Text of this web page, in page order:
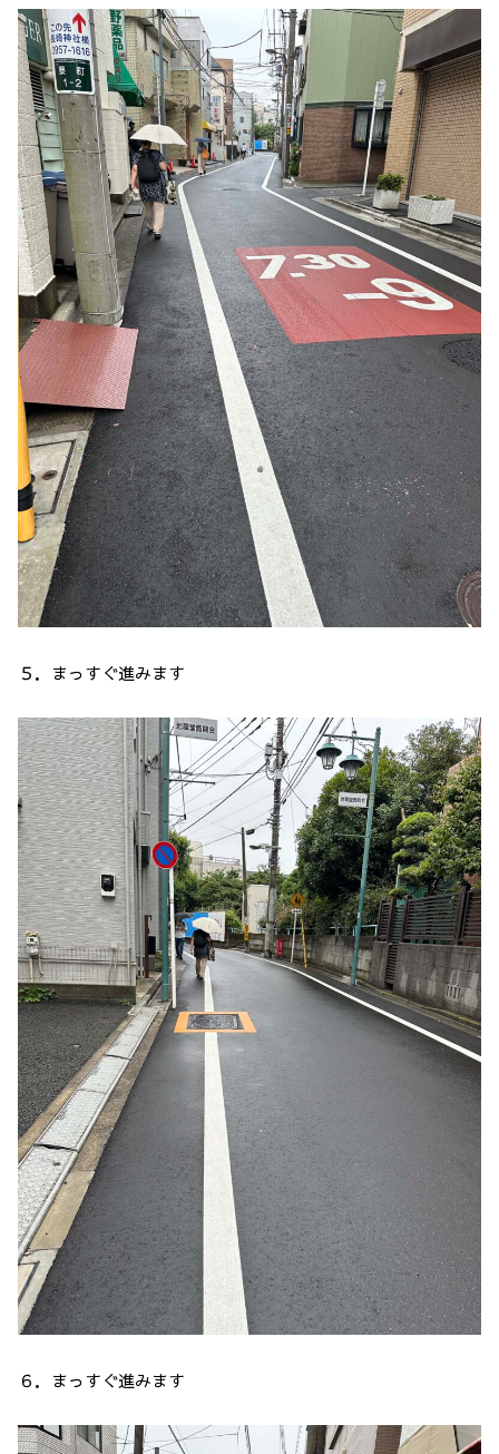
５．まっすぐ進みます
６．まっすぐ進みます